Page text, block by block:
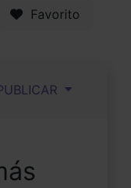
Favorito